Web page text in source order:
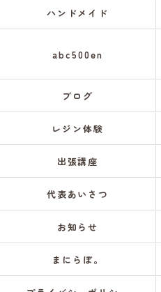
ハンドメイド
abc500en
ブログ
レジン体験
出張講座
代表あいさつ
お知らせ
まにらぼ。